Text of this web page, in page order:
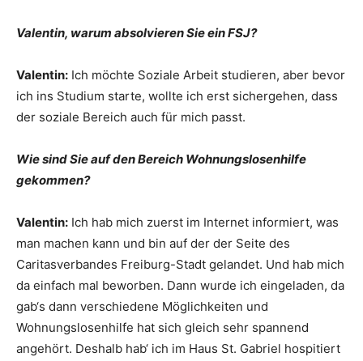
Valentin, warum absolvieren Sie ein FSJ?
Valentin: Ich möchte Soziale Arbeit studieren, aber bevor
ich ins Studium starte, wollte ich erst sichergehen, dass
der soziale Bereich auch für mich passt.
Wie sind Sie auf den Bereich Wohnungslosenhilfe
gekommen?
Valentin: Ich hab mich zuerst im Internet informiert, was
man machen kann und bin auf der der Seite des
Caritasverbandes Freiburg-Stadt gelandet. Und hab mich
da einfach mal beworben. Dann wurde ich eingeladen, da
gab‘s dann verschiedene Möglichkeiten und
Wohnungslosenhilfe hat sich gleich sehr spannend
angehört. Deshalb hab‘ ich im Haus St. Gabriel hospitiert